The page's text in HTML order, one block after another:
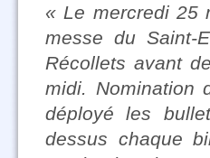
« Le mercredi 25
messe du Saint-
Récollets avant
midi. Nomination
déployé les
dessus chaque